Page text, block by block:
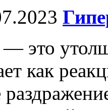
— это
как